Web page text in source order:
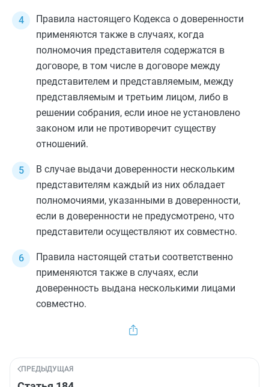
Правила настоящего Кодекса о доверенности
применяются также в случаях, когда
полномочия представителя содержатся в
договоре, в том числе в договоре между
представителем и представляемым, между
представляемым и третьим лицом, либо в
решении собрания, если иное не установлено
законом или не противоречит существу
отношений.
В случае выдачи доверенности нескольким
представителям каждый из них обладает
полномочиями, указанными в доверенности,
если в доверенности не предусмотрено, что
представители осуществляют их совместно.
Правила настоящей статьи соответственно
применяются также в случаях, если
доверенность выдана несколькими лицами
совместно.
ПРЕДЫДУЩАЯ